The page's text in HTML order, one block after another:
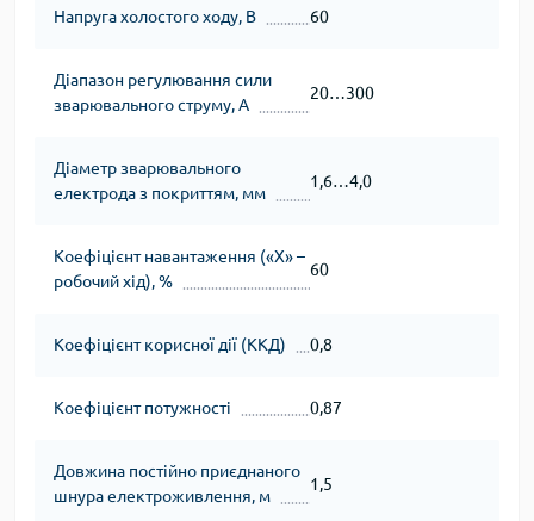
Напруга холостого ходу, В 60
Діапазон регулювання сили
зварювального струму, А
20…300
Діаметр зварювального
електрода з покриттям, мм
1,6…4,0
Коефіцієнт навантаження («Х» –
робочий хід), %
60
Коефіцієнт корисної дії (ККД) 0,8
Коефіцієнт потужності 0,87
Довжина постійно приєднаного
шнура електроживлення, м
1,5